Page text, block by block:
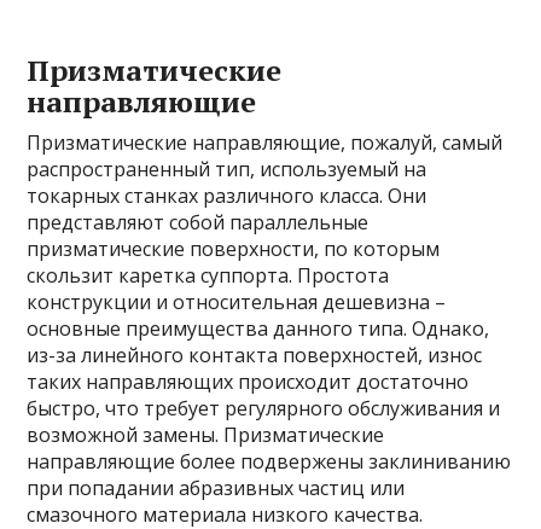
Призматические
направляющие
Призматические направляющие, пожалуй, самый
распространенный тип, используемый на
токарных станках различного класса. Они
представляют собой параллельные
призматические поверхности, по которым
скользит каретка суппорта. Простота
конструкции и относительная дешевизна –
основные преимущества данного типа. Однако,
из-за линейного контакта поверхностей, износ
таких направляющих происходит достаточно
быстро, что требует регулярного обслуживания и
возможной замены. Призматические
направляющие более подвержены заклиниванию
при попадании абразивных частиц или
смазочного материала низкого качества.